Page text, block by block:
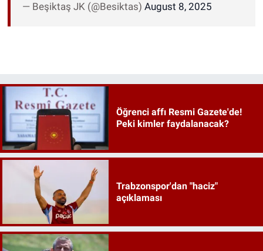
— Beşiktaş JK (@Besiktas) August 8, 2025
Öğrenci affı Resmi Gazete'de!
Peki kimler faydalanacak?
Trabzonspor'dan "haciz"
açıklaması